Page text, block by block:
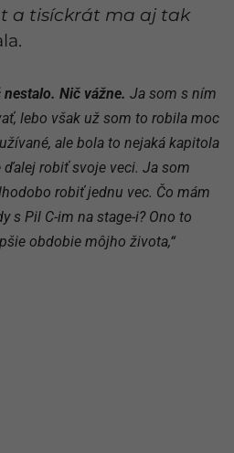
a tisíckrát ma aj tak
Nič vážne. Ja som s ním
lebo však už som to robila moc
ale bola to nejaká kapitola
robiť svoje veci. Ja som
robiť jednu vec. Čo mám
s Pil C-im na stage-i? Ono to
obdobie môjho života,“